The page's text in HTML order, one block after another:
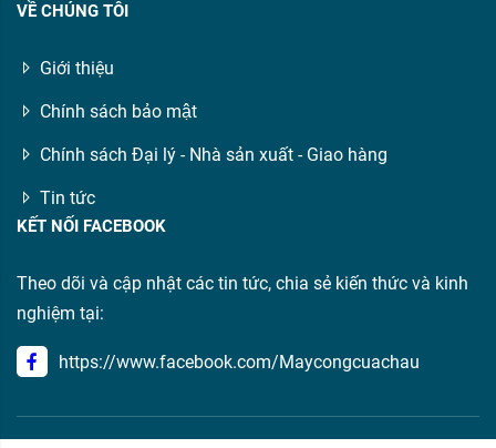
VỀ CHÚNG TÔI
Giới thiệu
Chính sách bảo mật
Chính sách Đại lý - Nhà sản xuất - Giao hàng
Tin tức
KẾT NỐI FACEBOOK
Theo dõi và cập nhật các tin tức, chia sẻ kiến thức và kinh
nghiệm tại:
https://www.facebook.com/Maycongcuachau